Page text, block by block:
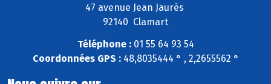
47 avenue Jean Jaurès
92140 Clamart
Téléphone :01 55 64 93 54
Coordonnées GPS :48,8035444 ° , 2,2655562 °